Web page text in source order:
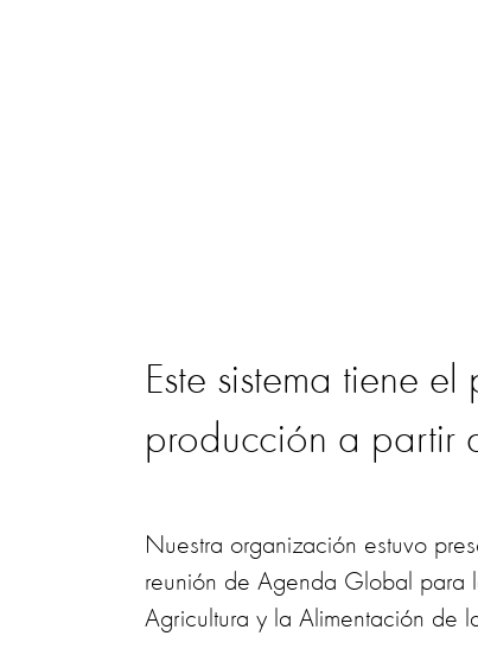
Este sistema tiene
producción a partir
Nuestra organización estuvo
reunión de Agenda Global para
Agricultura y la Alimentación de